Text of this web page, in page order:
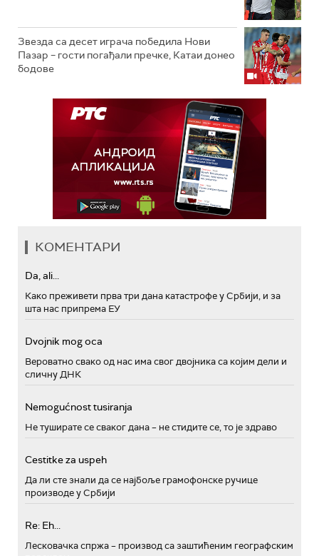
Звезда са десет играча победила Нови
Пазар – гости погађали пречке, Катаи донео
бодове
КОМЕНТАРИ
Da, ali...
Како преживети прва три дана катастрофе у Србији, и за
шта нас припрема ЕУ
Dvojnik mog oca
Вероватно свако од нас има свог двојника са којим дели и
сличну ДНК
Nemogućnost tusiranja
Не туширате се сваког дана – не стидите се, то је здраво
Cestitke za uspeh
Да ли сте знали да се најбоље грамофонске ручице
производе у Србији
Re: Eh...
Лесковачка спржа – производ са заштићеним географским